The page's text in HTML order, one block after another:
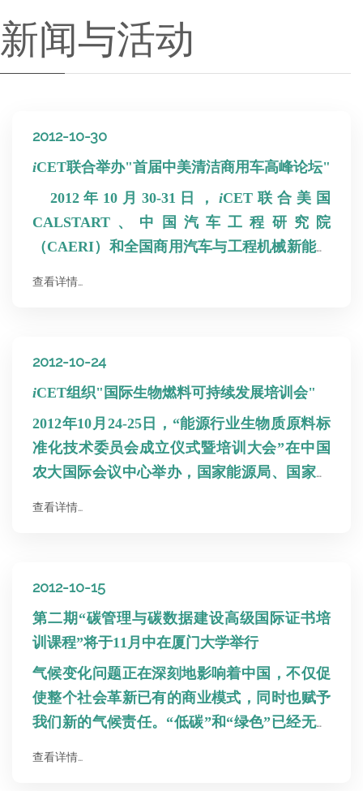
新闻与活动
2012-10-30
iCET联合举办"首届中美清洁商用车高峰论坛"
2012年10月30-31日， iCET联合美国
CALSTART、中国汽车工程研究院
（CAERI）和全国商用汽车与工程机械新能源
副大使王晓岷和中国工信部装备司司长张相木
在会议上表示，该论坛是中美商用车实现合作
的良好开端。
查看详情…
2012-10-24
iCET组织"国际生物燃料可持续发展培训会"
2012年10月24-25日，“能源行业生物质原料标
准化技术委员会成立仪式暨培训大会”在中国
农大国际会议中心举办，国家能源局、国家林
会”和“能源行业生物液体燃料转化标准化技术
委员会”委员。
查看详情…
2012-10-15
第二期“碳管理与碳数据建设高级国际证书培
训课程”将于11月中在厦门大学举行
气候变化问题正在深刻地影响着中国，不仅促
使整个社会革新已有的商业模式，同时也赋予
我们新的气候责任。“低碳”和“绿色”已经无法
查看详情…